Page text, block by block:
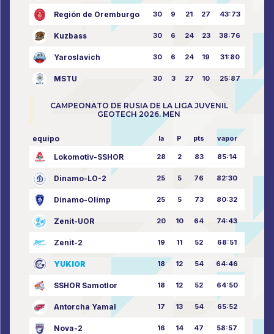
Región de Oremburgo 30 9 21 27 43:73
Kuzbass 30 6 24 23 38:76
Yaroslavich 30 6 24 19 31:80
MSTU 30 3 27 10 25:87
CAMPEONATO DE RUSIA DE LA LIGA JUVENIL
GEOTECH 2026. MEN
equipo la P pts vapor
Lokomotiv-SSHOR 28 2 83 85:14
Dinamo-LO-2 25 5 76 82:30
Dinamo-Olimp 25 5 73 80:32
Zenit-UOR 20 10 64 74:43
Zenit-2 19 11 52 68:51
YUKIOR 18 12 54 64:46
SSHOR Samotlor 18 12 52 64:50
Antorcha Yamal 17 13 54 65:52
Nova-2 16 14 47 58:57